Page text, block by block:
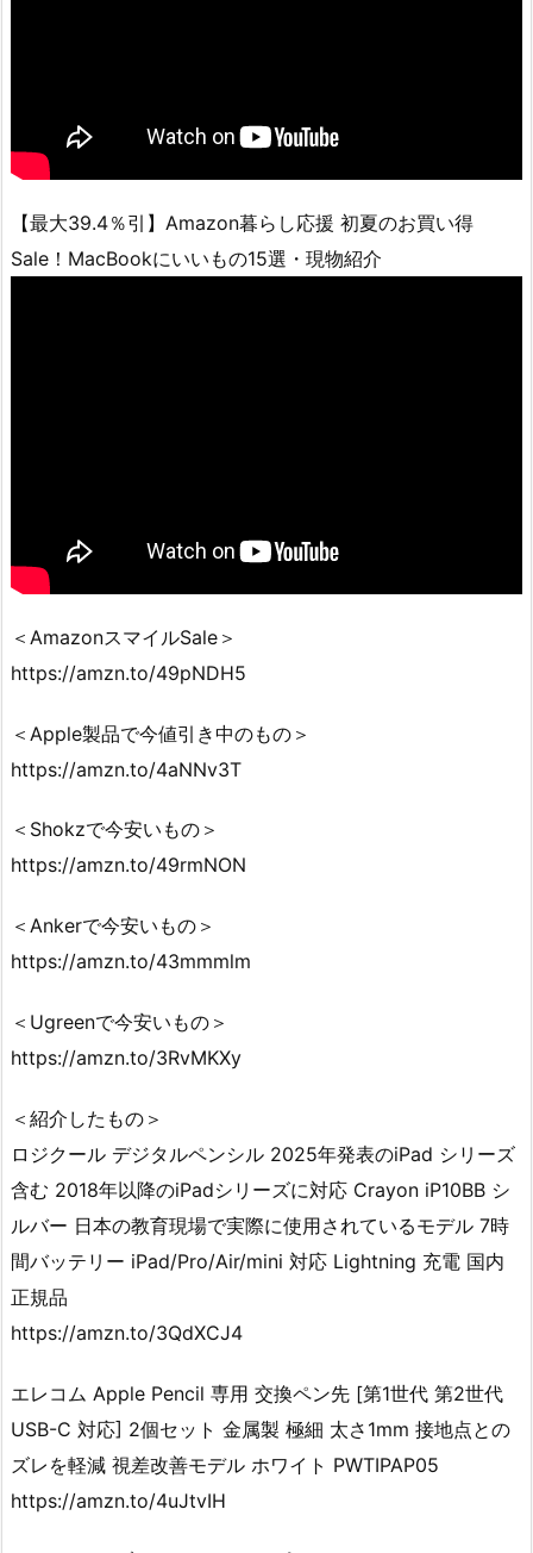
【最大39.4％引】Amazon暮らし応援 初夏のお買い得
Sale！MacBookにいいもの15選・現物紹介
＜AmazonスマイルSale＞
https://amzn.to/49pNDH5
＜Apple製品で今値引き中のもの＞
https://amzn.to/4aNNv3T
＜Shokzで今安いもの＞
https://amzn.to/49rmNON
＜Ankerで今安いもの＞
https://amzn.to/43mmmlm
＜Ugreenで今安いもの＞
https://amzn.to/3RvMKXy
＜紹介したもの＞
ロジクール デジタルペンシル 2025年発表のiPad シリーズ
含む 2018年以降のiPadシリーズに対応 Crayon iP10BB シ
ルバー 日本の教育現場で実際に使用されているモデル 7時
間バッテリー iPad/Pro/Air/mini 対応 Lightning 充電 国内
正規品
https://amzn.to/3QdXCJ4
エレコム Apple Pencil 専用 交換ペン先 [第1世代 第2世代
USB-C 対応] 2個セット 金属製 極細 太さ1mm 接地点との
ズレを軽減 視差改善モデル ホワイト PWTIPAP05
https://amzn.to/4uJtvIH